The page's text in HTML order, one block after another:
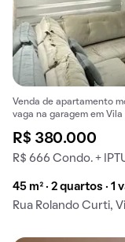
Venda de apartamento
vaga na garagem em Vila
R$ 380.000
R$ 666 Condo. +
45 m² · 2 quartos · 1
Rua Rolando Curti,